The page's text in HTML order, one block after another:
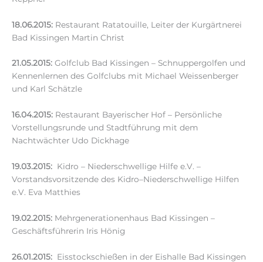
18.06.2015: Restaurant Ratatouille, Leiter der Kurgärtnerei
Bad Kissingen Martin Christ
21.05.2015: Golfclub Bad Kissingen – Schnuppergolfen und
Kennenlernen des Golfclubs mit Michael Weissenberger
und Karl Schätzle
16.04.2015: Restaurant Bayerischer Hof – Persönliche
Vorstellungsrunde und Stadtführung mit dem
Nachtwächter Udo Dickhage
19.03.2015: Kidro – Niederschwellige Hilfe e.V. –
Vorstandsvorsitzende des Kidro–Niederschwellige Hilfen
e.V. Eva Matthies
19.02.2015: Mehrgenerationenhaus Bad Kissingen –
Geschäftsführerin Iris Hönig
26.01.2015: Eisstockschießen in der Eishalle Bad Kissingen